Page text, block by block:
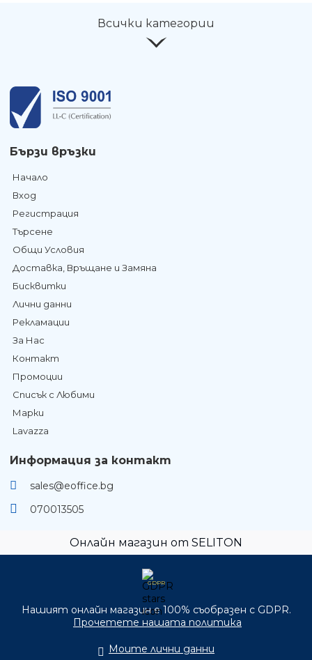
Всички категории
Бързи връзки
Начало
Вход
Регистрация
Търсене
Общи Условия
Доставка, Връщане и Замяна
Бисквитки
Лични данни
Рекламации
За Нас
Контакт
Промоции
Списък с Любими
Марки
Lavazza
Информация за контакт
sales@eoffice.bg
070013505
Онлайн магазин от SELITON
GDPR
Нашият онлайн магазин е 100% съобразен с GDPR.
Прочетете нашата политика
Моите лични данни